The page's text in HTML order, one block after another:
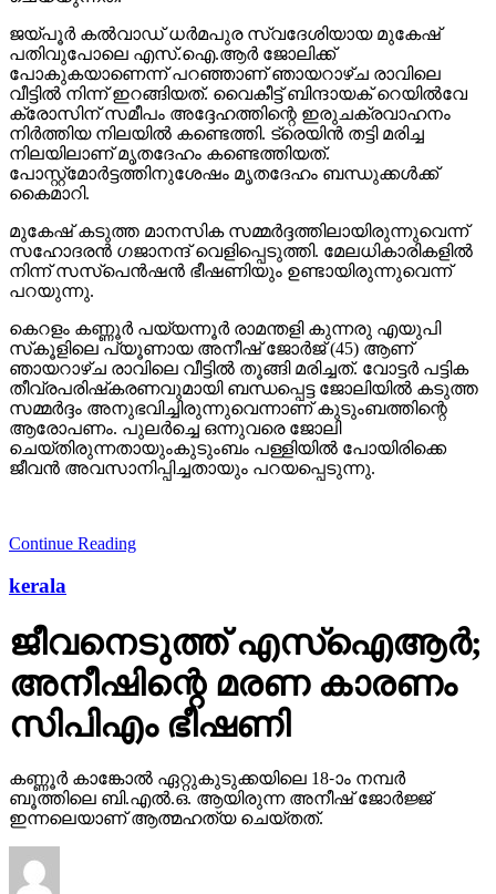
ജയ്പൂര്‍ കല്‍വാഡ് ധര്‍മപുര സ്വദേശിയായ മുകേഷ്
പതിവുപോലെ എസ്.ഐ.ആര്‍ ജോലിക്ക്
പോകുകയാണെന്ന് പറഞ്ഞാണ് ഞായറാഴ്ച രാവിലെ
വീട്ടില്‍ നിന്ന് ഇറങ്ങിയത്. വൈകീട്ട് ബിന്ദായക് റെയില്‍വേ
ക്രോസിന് സമീപം അദ്ദേഹത്തിന്റെ ഇരുചക്രവാഹനം
നിര്‍ത്തിയ നിലയില്‍ കണ്ടെത്തി. ട്രെയിന്‍ തട്ടി മരിച്ച
നിലയിലാണ് മൃതദേഹം കണ്ടെത്തിയത്.
പോസ്റ്റ്‌മോര്‍ട്ടത്തിനുശേഷം മൃതദേഹം ബന്ധുക്കള്‍ക്ക്
കൈമാറി.
മുകേഷ് കടുത്ത മാനസിക സമ്മര്‍ദ്ദത്തിലായിരുന്നുവെന്ന്
സഹോദരന്‍ ഗജാനന്ദ് വെളിപ്പെടുത്തി. മേലധികാരികളില്‍
നിന്ന് സസ്പെന്‍ഷന്‍ ഭീഷണിയും ഉണ്ടായിരുന്നുവെന്ന്
പറയുന്നു.
കെറളം കണ്ണൂര്‍ പയ്യന്നൂര്‍ രാമന്തളി കുന്നരു എയുപി
സ്‌കൂളിലെ പ്യൂണായ അനീഷ് ജോര്‍ജ് (45) ആണ്
ഞായറാഴ്ച രാവിലെ വീട്ടില്‍ തൂങ്ങി മരിച്ചത്. വോട്ടര്‍ പട്ടിക
തീവ്രപരിഷ്‌കരണവുമായി ബന്ധപ്പെട്ട ജോലിയില്‍ കടുത്ത
സമ്മര്‍ദ്ദം അനുഭവിച്ചിരുന്നുവെന്നാണ് കുടുംബത്തിന്റെ
ആരോപണം. പുലര്‍ച്ചെ ഒന്നുവരെ ജോലി
ചെയ്തിരുന്നതായുംകുടുംബം പള്ളിയില്‍ പോയിരിക്കെ
ജീവന്‍ അവസാനിപ്പിച്ചതായും പറയപ്പെടുന്നു.
Continue Reading
kerala
ജീവനെടുത്ത് എസ്‌ഐആര്‍;
അനീഷിന്റെ മരണ കാരണം
സിപിഎം ഭീഷണി
കണ്ണൂര്‍ കാങ്കോല്‍ ഏറ്റുകുടുക്കയിലെ 18-ാം നമ്പര്‍
ബൂത്തിലെ ബി.എല്‍.ഒ. ആയിരുന്ന അനീഷ് ജോര്‍ജ്ജ്
ഇന്നലെയാണ് ആത്മഹത്യ ചെയ്തത്.